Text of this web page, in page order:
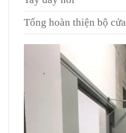
Tổng hoàn thiện bộ cửa